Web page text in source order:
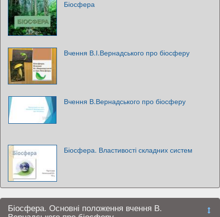
Біосфера
Вчення В.І.Вернадського про біосферу
Вчення В.Вернадського про біосферу
Біосфера. Властивості складних систем
Біосфера. Основні положення вчення В.